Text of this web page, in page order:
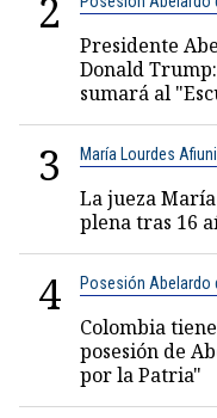
2
Presidente
Donald
sumará al
3 María Lourdes Afiuni
La jueza
plena tras 16
4 Posesión Abelardo
Colombia
posesión de
por la Patria"